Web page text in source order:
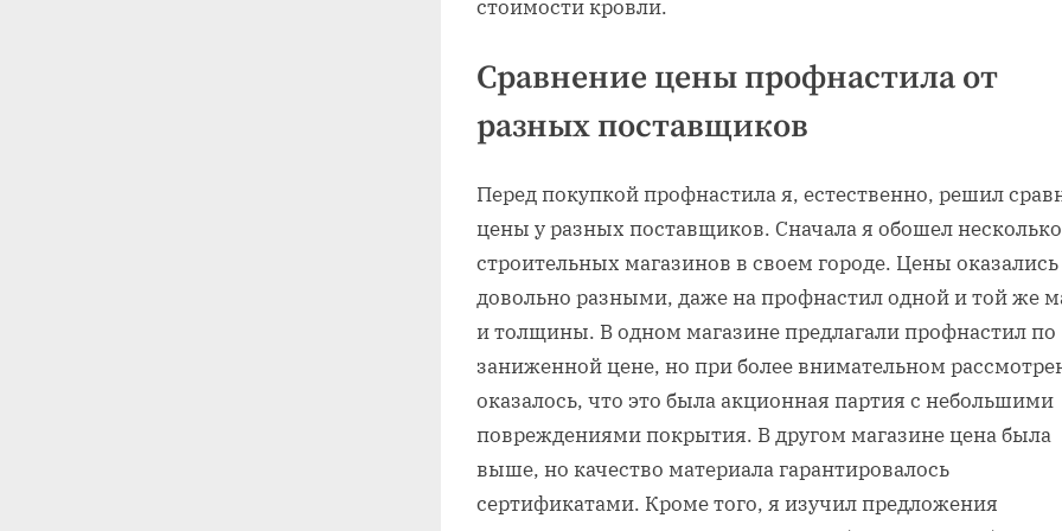
стоимости кровли.
Сравнение цены профнастила от
разных поставщиков
Перед покупкой профнастила я, естественно, решил
цены у разных поставщиков. Сначала я обошел несколько
строительных магазинов в своем городе. Цены оказались
довольно разными, даже на профнастил одной и той же
и толщины. В одном магазине предлагали профнастил по
заниженной цене, но при более внимательном
оказалось, что это была акционная партия с небольшими
повреждениями покрытия. В другом магазине цена была
выше, но качество материала гарантировалось
сертификатами. Кроме того, я изучил предложения